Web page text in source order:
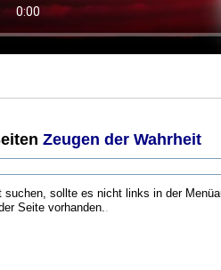
Zeugen der Wahrheit
suchen, sollte es nicht links in der
Seite vorhanden.